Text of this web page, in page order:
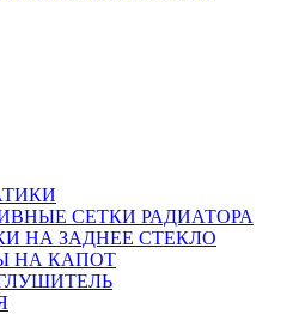
СЕТКИ РАДИАТОРА
НА ЗАДНЕЕ СТЕКЛО
НА КАПОТ